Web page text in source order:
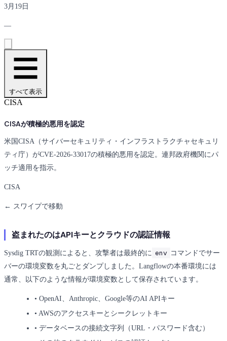
3月19日
―
すべて表示
CISA
CISAが積極的悪用を認定
米国CISA（サイバーセキュリティ・インフラストラクチャセキュリ
ティ庁）がCVE-2026-33017の積極的悪用を認定。連邦政府機関にパ
ッチ適用を指示。
CISA
← スワイプで移動
盗まれたのはAPIキーとクラウドの認証情報
Sysdig TRTの観測によると、攻撃者は最終的に env コマンドでサー
バーの環境変数を丸ごとダンプしました。Langflowの本番環境には
通常、以下のような情報が環境変数として保存されています。
• OpenAI、Anthropic、Google等のAI APIキー
• AWSのアクセスキーとシークレットキー
• データベースの接続文字列（URL・パスワード含む）